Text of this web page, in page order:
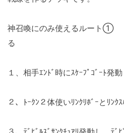
神召喚にのみ使えるルート①
る
１、相手ｴﾝﾄﾞ時にｽｹｰﾌﾟｺﾞｰﾄ発動
２、ﾄｰｸﾝ２体使いﾘﾝｸﾘﾎﾞｰとﾘﾝｸ